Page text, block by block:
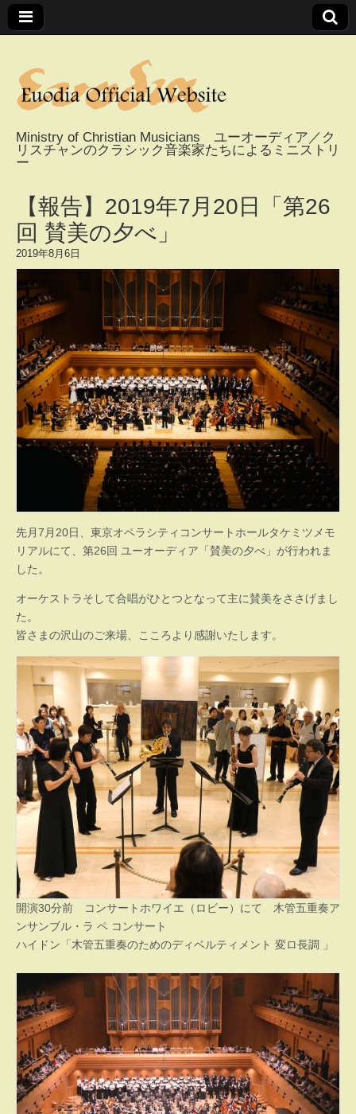
Euodia Official
Website / ユーオー
ディアオフィシャ
ルウェブサイト
Ministry of Christian Musicians ユーオーディア／ク
リスチャンのクラシック音楽家たちによるミニストリ
ー
【報告】2019年7月20日「第26
回 賛美の夕べ」
2019年8月6日
先月7月20日、東京オペラシティコンサートホールタケミツメモ
リアルにて、第26回 ユーオーディア「賛美の夕べ」が行われま
した。
オーケストラそして合唱がひとつとなって主に賛美をささげまし
た。
皆さまの沢山のご来場、こころより感謝いたします。
開演30分前 コンサートホワイエ（ロビー）にて 木管五重奏ア
ンサンブル・ラ ペ コンサート
ハイドン「木管五重奏のためのディベルティメント 変ロ長調 」